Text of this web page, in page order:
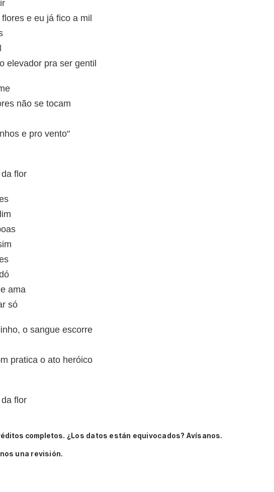
e eu já fico a mil
elevador pra ser gentil
não se tocam
e pro vento"
flor
ama
só
o sangue escorre
pratica o ato heróico
flor
completos. ¿Los datos están equivocados? Avísanos.
una revisión.